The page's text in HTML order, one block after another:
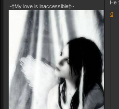
~†My love is inaccessible†~
Не
0